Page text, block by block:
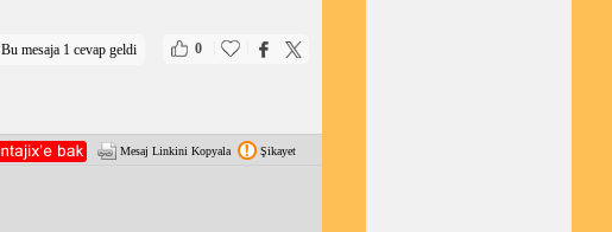
0
Bu mesaja 1 cevap geldi
Mesaj Linkini Kopyala Şikayet